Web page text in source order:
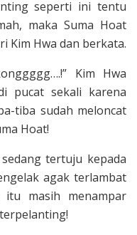
seper­ti ini tentu
maka Suma Hoat
Kim Hwa dan berka­ta.
Kim Hwa
pucat sekali karena
tiba sudah meloncat
Hoat!
tertuju kepada
agak terlambat
masih menampar